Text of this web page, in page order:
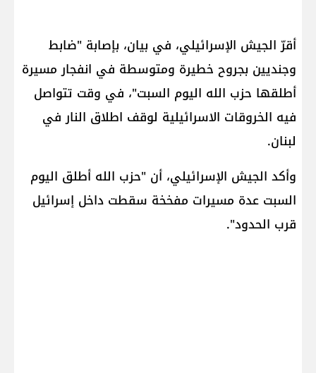
أقرّ الجيش الإسرائيلي، في بيان، بإصابة "ضابط
وجنديين بجروح خطيرة ومتوسطة في انفجار مسيرة
أطلقها ​حزب الله​ اليوم السبت"، في وقت تتواصل
فيه الخروقات الاسرائيلية لوقف اطلاق النار في
لبنان.
وأكد الجيش الإسرائيلي، أن "حزب الله أطلق اليوم
السبت عدة مسيرات مفخخة سقطت داخل إسرائيل
قرب الحدود".